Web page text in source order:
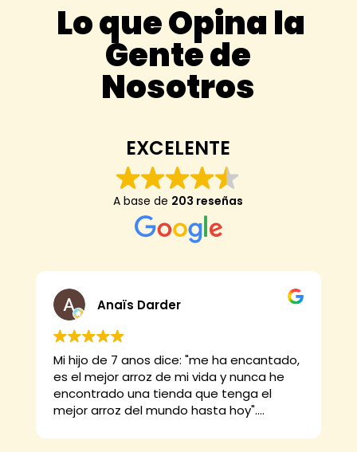
Lo que Opina la
Gente de
Nosotros
EXCELENTE
A base de 203 reseñas
Anaïs Darder
Mi hijo de 7 anos dice: "me ha encantado,
es el mejor arroz de mi vida y nunca he
encontrado una tienda que tenga el
mejor arroz del mundo hasta hoy".
Thai, la paella, las croquetas... Y ellos no